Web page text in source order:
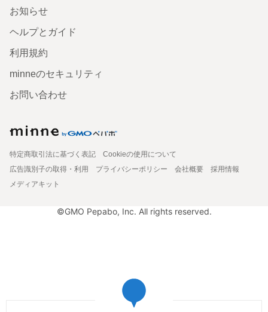
お知らせ
ヘルプとガイド
利用規約
minneのセキュリティ
お問い合わせ
特定商取引法に基づく表記
Cookieの使用について
広告識別子の取得・利用
プライバシーポリシー 会社概要
採用情報
メディアキット
©GMO Pepabo, Inc. All rights reserved.